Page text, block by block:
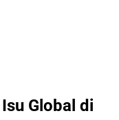
Global di